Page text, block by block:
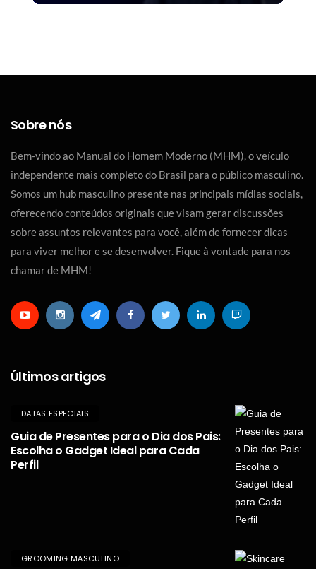
Sobre nós
Bem-vindo ao Manual do Homem Moderno (MHM), o veículo
independente mais completo do Brasil para o público masculino.
Somos um hub masculino presente nas principais mídias sociais,
oferecendo conteúdos originais que visam gerar discussões
sobre assuntos relevantes para você, além de fornecer dicas
para viver melhor e se desenvolver. Fique à vontade para nos
chamar de MHM!
Últimos artigos
DATAS ESPECIAIS
Guia de Presentes para o Dia dos Pais:
Escolha o Gadget Ideal para Cada
Perfil
GROOMING MASCULINO